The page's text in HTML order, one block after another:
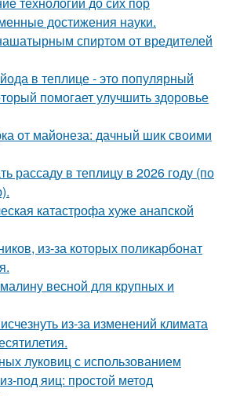
достижения науки.
спиртoм от вредителей
в теплице - это популярный
помогает улучшить здоровье
от майонеза: дачный шик своими
рассаду в теплицу в 2026 году (по
катастрофа хуже анапской
из-за которых поликарбонат
весной для крупных и
из-за изменений климата
луковиц с использованием
под яиц: простой метод